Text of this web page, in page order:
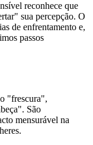
reconhece que
sua percepção. O
de enfrentamento e,
passos
"frescura",
São
mensurável na